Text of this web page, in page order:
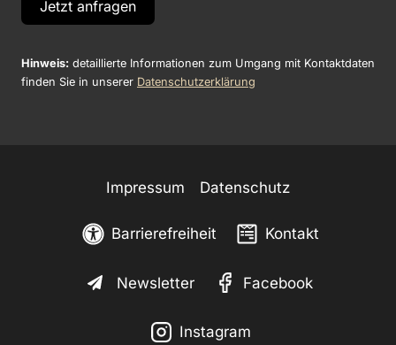
Jetzt anfragen
Hinweis: detaillierte Informationen zum Umgang mit Kontaktdaten
finden Sie in unserer Datenschutzerklärung
Impressum Datenschutz
Barrierefreiheit Kontakt
Newsletter Facebook
Instagram